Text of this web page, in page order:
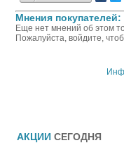
Мнения покупателей:
Еще нет мнений об этом
Пожалуйста, войдите,
АКЦИИ СЕГОДНЯ